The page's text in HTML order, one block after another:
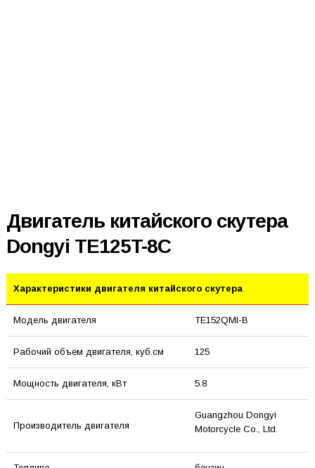
Двигатель китайского скутера
Dongyi TE125T-8C
Характеристики двигателя китайского скутера
Модель двигателя TE152QMI-B
Рабочий объем двигателя, куб.см 125
Мощность двигателя, кВт 5.8
Производитель двигателя
Guangzhou Dongyi
Motorcycle Co., Ltd.